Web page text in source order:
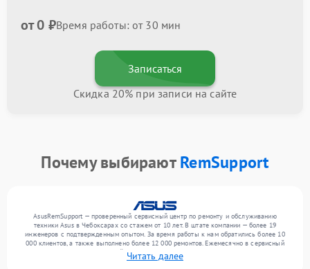
от 0 ₽Время работы: от 30 мин
Записаться
Скидка 20% при записи на сайте
Почему выбираютRemSupport
AsusRemSupport — проверенный сервисный центр по ремонту и обслуживанию
техники Asus в Чебоксарах со стажем от 10 лет. В штате компании — более 19
инженеров с подтвержденным опытом. За время работы к нам обратились более 10
000 клиентов, а также выполнено более 12 000 ремонтов. Ежемесячно в сервисный
центр поступает от 300 устройств, включая , , . Мы выполняем ремонт различного
уровня сложности и гарантируем высокое качество обслуживания благодаря
Читать далее